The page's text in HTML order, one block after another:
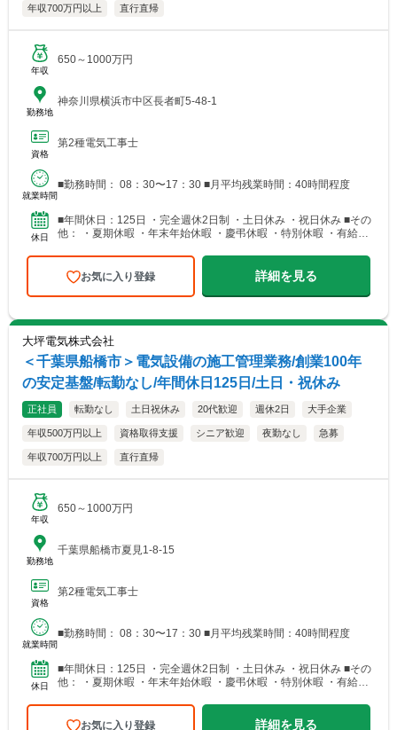
年収700万円以上 直行直帰
年収
650～1000万円
勤務地
神奈川県横浜市中区長者町5-48-1
資格
第2種電気工事士
就業時間
■勤務時間： 08：30〜17：30 ■月平均残業時間：40時間程度
休日
■年間休日：125日 ・完全週休2日制 ・土日休み ・祝日休み ■その
他： ・夏期休暇 ・年末年始休暇 ・慶弔休暇 ・特別休暇 ・有給休
お気に入り登録 詳細を見る
大坪電気株式会社
＜千葉県船橋市＞電気設備の施工管理業務/創業100年
の安定基盤/転勤なし/年間休日125日/土日・祝休み
正社員 転勤なし 土日祝休み 20代歓迎 週休2日 大手企業
年収500万円以上 資格取得支援 シニア歓迎 夜勤なし 急募
年収700万円以上 直行直帰
年収
650～1000万円
勤務地
千葉県船橋市夏見1-8-15
資格
第2種電気工事士
就業時間
■勤務時間： 08：30〜17：30 ■月平均残業時間：40時間程度
休日
■年間休日：125日 ・完全週休2日制 ・土日休み ・祝日休み ■その
他： ・夏期休暇 ・年末年始休暇 ・慶弔休暇 ・特別休暇 ・有給休
お気に入り登録 詳細を見る